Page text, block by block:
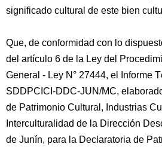
significado cultural de este bien
Que, de conformidad con lo
del artículo 6 de la Ley del
General - Ley N° 27444, el Informe
SDDPCICI-DDC-JUN/MC,
de Patrimonio Cultural, Industrias
Interculturalidad de la Dirección
de Junín, para la Declaratoria de